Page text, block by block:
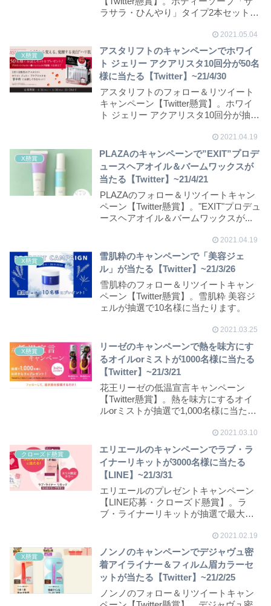
ラサラ・ひんやり」タイプ2本セットが
2021.05.04
X懸賞
アスタリフトのキャンペーンでホワイ
ト ジェリー アクアリスタ10回分が50名
様に当たる【Twitter】~21/4/30
アスタリフトのフォロー＆リツイート
キャンペーン【Twitter懸賞】。ホワイ
ト ジェリー アクアリスタ10回分が抽選
2021.04.19
X懸賞
PLAZAのキャンペーンで”EXIT”プロデ
ュースヘアオイル＆バームワックスが
当たる【Twitter】~21/4/21
PLAZAのフォロー＆リツイートキャン
ペーン【Twitter懸賞】。"EXIT"プロデュ
ースヘアオイル＆バームワックスが...
2021.04.19
X懸賞
雪肌粋のキャンペーンで「美容ジェ
ル」が当たる【Twitter】~21/3/26
雪肌粋のフォロー＆リツイートキャン
ペーン【Twitter懸賞】。雪肌粋 美容ジ
ェルが抽選で10名様に当たります。
2021.03.25
X懸賞
リーゼのキャンペーンで熱を味方にす
るオイルorミストが1000名様に当たる
【Twitter】~21/3/21
花王リーゼの低温宣言キャンペーン
【Twitter懸賞】。熱を味方にするオイ
ルorミストが抽選で1,000名様に当たり
2021.03.10
クローズド懸賞
エリエールのキャンペーンでラブ・ラ
イナーリキットが3000名様に当たる
【LINE】~21/3/31
エリエールのプレゼントキャンペーン
【LINE応募・クローズド懸賞】。ラ
ブ・ライナーリキットが抽選で最大
2021.02.19
X懸賞
ノンノのキャンペーンでデジャヴュ密
着アイライナー＆フィルム眉カラーセ
ットが当たる【Twitter】~21/2/25
ノンノのフォロー＆リツイートキャン